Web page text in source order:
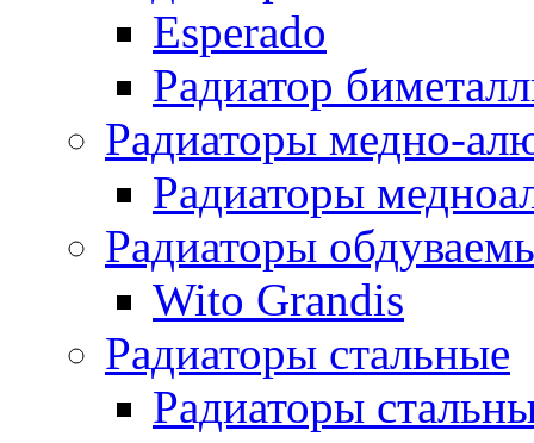
Esperado
Радиатор
Радиаторы медно-
Радиаторы
Радиаторы
Wito Grandis
Радиаторы стальные
Радиаторы